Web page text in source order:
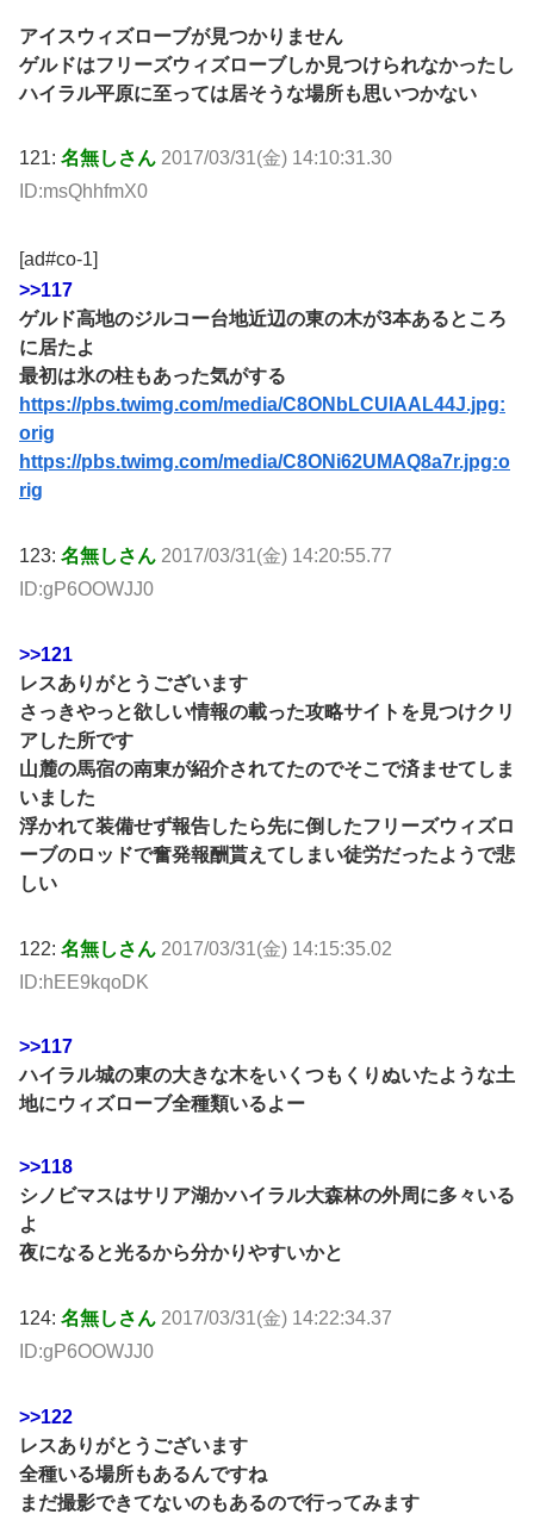
アイスウィズローブが見つかりません
ゲルドはフリーズウィズローブしか見つけられなかったし
ハイラル平原に至っては居そうな場所も思いつかない
121: 名無しさん 2017/03/31(金) 14:10:31.30
ID:msQhhfmX0
[ad#co-1]
>>117
ゲルド高地のジルコー台地近辺の東の木が3本あるところ
に居たよ
最初は氷の柱もあった気がする
https://pbs.twimg.com/media/C8ONbLCUIAAL44J.jpg:
orig
https://pbs.twimg.com/media/C8ONi62UMAQ8a7r.jpg:o
rig
123: 名無しさん 2017/03/31(金) 14:20:55.77
ID:gP6OOWJJ0
>>121
レスありがとうございます
さっきやっと欲しい情報の載った攻略サイトを見つけクリ
アした所です
山麓の馬宿の南東が紹介されてたのでそこで済ませてしま
いました
浮かれて装備せず報告したら先に倒したフリーズウィズロ
ーブのロッドで奮発報酬貰えてしまい徒労だったようで悲
しい
122: 名無しさん 2017/03/31(金) 14:15:35.02
ID:hEE9kqoDK
>>117
ハイラル城の東の大きな木をいくつもくりぬいたような土
地にウィズローブ全種類いるよー
>>118
シノビマスはサリア湖かハイラル大森林の外周に多々いる
よ
夜になると光るから分かりやすいかと
124: 名無しさん 2017/03/31(金) 14:22:34.37
ID:gP6OOWJJ0
>>122
レスありがとうございます
全種いる場所もあるんですね
まだ撮影できてないのもあるので行ってみます